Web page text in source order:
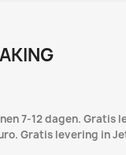
7-12 dagen. Gratis
Gratis levering in